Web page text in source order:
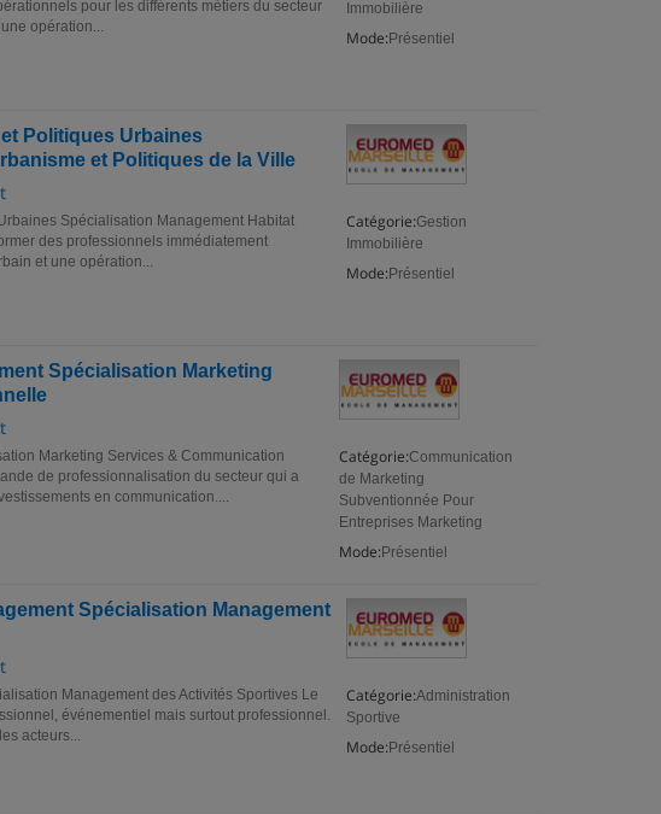
Immobilière
Mode: Présentiel
pour les différents métiers du secteur
opération...
Politiques Urbaines
et Politiques de la Ville
Catégorie:Gestion
Immobilière
Mode: Présentiel
Spécialisation Management Habitat
des professionnels immédiatement
et une opération...
Spécialisation Marketing
Catégorie:Communication
de Marketing
Subventionnée Pour
Entreprises Marketing
Mode: Présentiel
Marketing Services & Communication
de professionnalisation du secteur qui a
en communication....
Spécialisation Management
Catégorie:Administration
Sportive
Mode: Présentiel
Management des Activités Sportives Le
événementiel mais surtout professionnel.
acteurs...